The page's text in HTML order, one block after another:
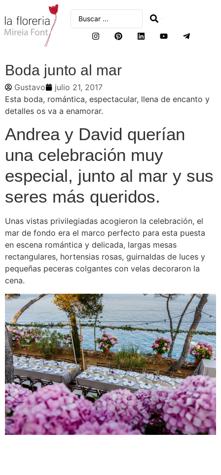
Boda junto al mar
Gustavo
julio 21, 2017
Esta boda, romántica, espectacular, llena de encanto y
detalles os va a enamorar.
Andrea y David querían
una celebración muy
especial, junto al mar y sus
seres más queridos.
Unas vistas privilegiadas acogieron la celebración, el
mar de fondo era el marco perfecto para esta puesta
en escena romántica y delicada, largas mesas
rectangulares, hortensias rosas, guirnaldas de luces y
pequeñas peceras colgantes con velas decoraron la
cena.